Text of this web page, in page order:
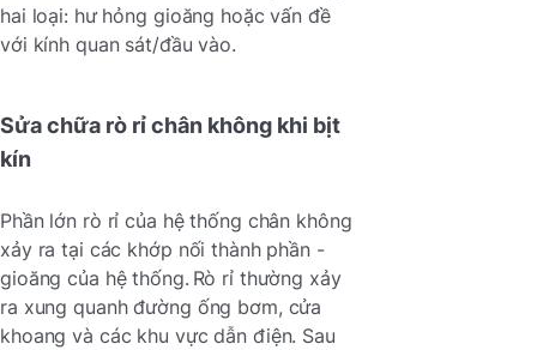
hai loại: hư hỏng gioăng hoặc vấn đề
với kính quan sát/đầu vào.
Sửa chữa rò rỉ chân không khi bịt
kín
Phần lớn rò rỉ của hệ thống chân không
xảy ra tại các khớp nối thành phần -
gioăng của hệ thống. Rò rỉ thường xảy
ra xung quanh đường ống bơm, cửa
khoang và các khu vực dẫn điện. Sau